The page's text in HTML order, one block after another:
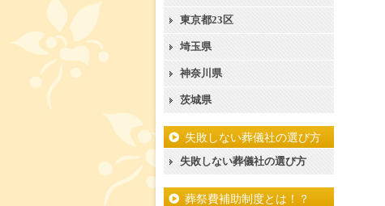
東京都23区
埼玉県
神奈川県
茨城県
失敗しない葬儀社の選び方
失敗しない葬儀社の選び方
葬祭費補助制度とは！？